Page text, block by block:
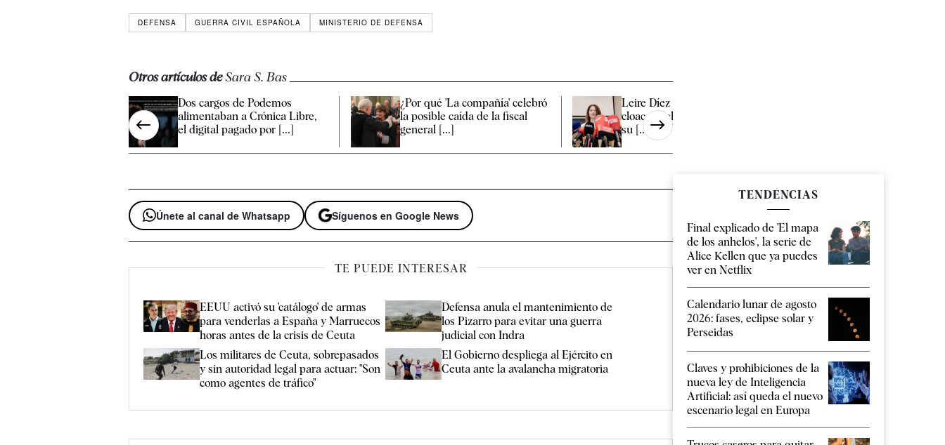
DEFENSA GUERRA CIVIL ESPAÑOLA MINISTERIO DE DEFENSA
Otros artículos deSara S. Bas
Dos cargos de Podemos
alimentaban a Crónica Libre,
el digital pagado por [...]
¿Por qué 'La compañía' celebró
la posible caída de la fiscal
general [...]
Leire Díez y el abogado de las
cloacas del PSOE coordinaron
su [...]
Únete al canal de Whatsapp Síguenos en Google News
TE PUEDE INTERESAR
EEUU activó su 'catálogo' de armas
para venderlas a España y Marruecos
horas antes de la crisis de Ceuta
Defensa anula el mantenimiento de
los Pizarro para evitar una guerra
judicial con Indra
Los militares de Ceuta, sobrepasados
y sin autoridad legal para actuar: "Son
como agentes de tráfico"
El Gobierno despliega al Ejército en
Ceuta ante la avalancha migratoria
TENDENCIAS
Final explicado de 'El mapa
de los anhelos', la serie de
Alice Kellen que ya puedes
ver en Netflix
Calendario lunar de agosto
2026: fases, eclipse solar y
Perseidas
Claves y prohibiciones de la
nueva ley de Inteligencia
Artificial: así queda el nuevo
escenario legal en Europa